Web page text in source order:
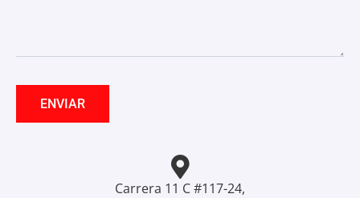
ENVIAR
Carrera 11 C #117-24,